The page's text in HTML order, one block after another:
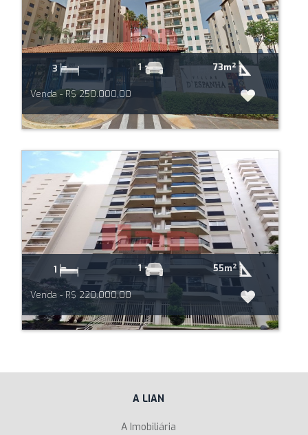
3 1 73m²
Venda - R$ 250.000,00
1 1 55m²
Venda - R$ 220.000,00
A LIAN
A Imobiliária